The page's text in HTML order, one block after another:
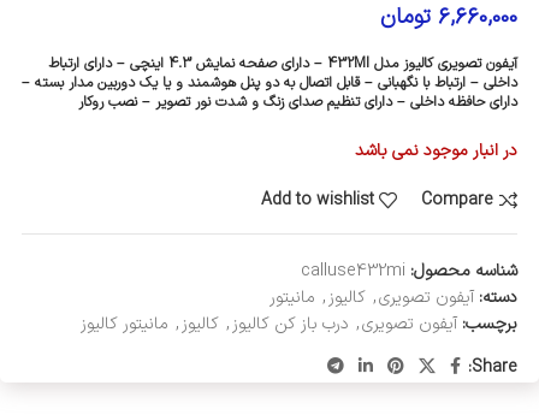
6,660,000 تومان
آیفون تصویری کالیوز مدل 432MI – دارای صفحه نمایش 4.3 اینچی – دارای ارتباط
داخلی – ارتباط با نگهبانی – قابل اتصال به دو پنل هوشمند و یا یک دوربین مدار بسته –
دارای حافظه داخلی – دارای تنظیم صدای زنگ و شدت نور تصویر – نصب روکار
در انبار موجود نمی باشد
Compare
Add to wishlist
شناسه محصول: calluse432mi
دسته: آیفون تصویری, کالیوز, مانیتور
برچسب: آیفون تصویری, درب باز کن کالیوز, کالیوز, مانیتور کالیوز
Share: